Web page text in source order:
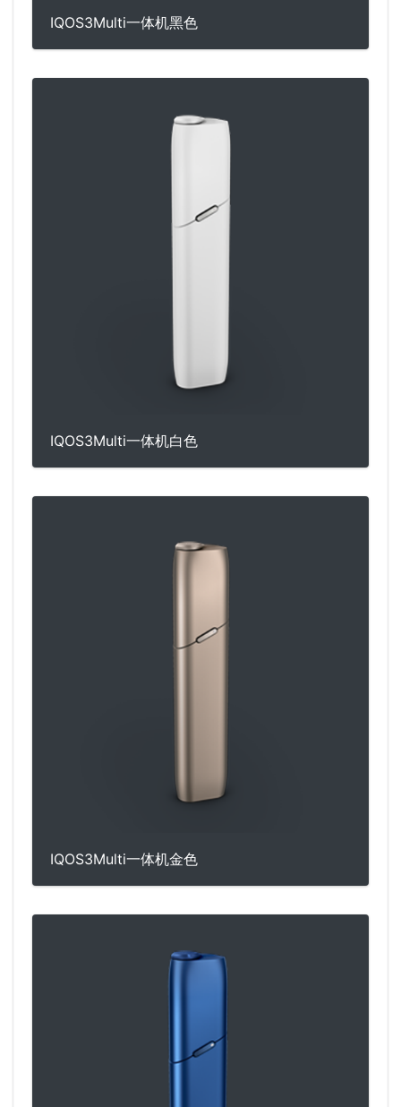
IQOS3Multi一体机黑色
IQOS3Multi一体机白色
IQOS3Multi一体机金色